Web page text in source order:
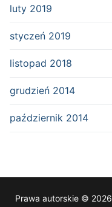
luty 2019
styczeń 2019
listopad 2018
grudzień 2014
październik 2014
Prawa autorskie ©